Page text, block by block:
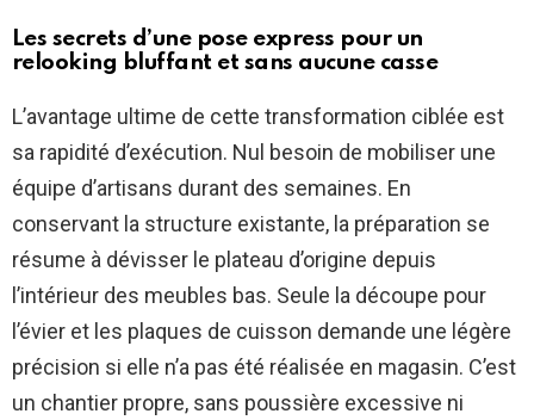
Les secrets d’une pose express pour un
relooking bluffant et sans aucune casse
L’avantage ultime de cette transformation ciblée est
sa rapidité d’exécution. Nul besoin de mobiliser une
équipe d’artisans durant des semaines. En
conservant la structure existante, la préparation se
résume à dévisser le plateau d’origine depuis
l’intérieur des meubles bas. Seule la découpe pour
l’évier et les plaques de cuisson demande une légère
précision si elle n’a pas été réalisée en magasin. C’est
un chantier propre, sans poussière excessive ni